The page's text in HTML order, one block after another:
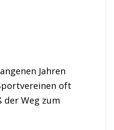
Jahren
oft
der Weg zum